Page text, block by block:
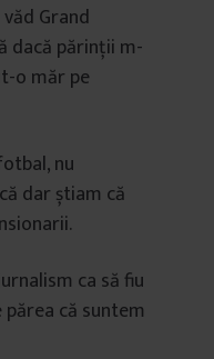
Grand
dacă părinții m-
o măr pe
nu
dar știam că
ca să fiu
părea că suntem